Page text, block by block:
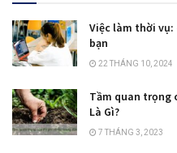
Việc làm thời
bạn
22 THÁNG 10, 2024
Tầm quan trọng
Là Gì?
7 THÁNG 3, 2023